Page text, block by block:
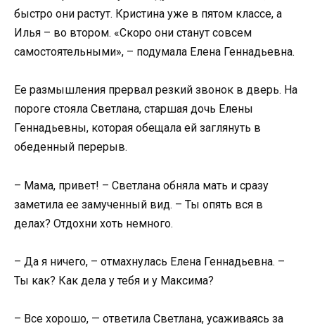
быстро они растут. Кристина уже в пятом классе, а
Илья – во втором. «Скоро они станут совсем
самостоятельными», – подумала Елена Геннадьевна.
Ее размышления прервал резкий звонок в дверь. На
пороге стояла Светлана, старшая дочь Елены
Геннадьевны, которая обещала ей заглянуть в
обеденный перерыв.
– Мама, привет! – Светлана обняла мать и сразу
заметила ее замученный вид. – Ты опять вся в
делах? Отдохни хоть немного.
– Да я ничего, – отмахнулась Елена Геннадьевна. –
Ты как? Как дела у тебя и у Максима?
– Все хорошо, — ответила Светлана, усаживаясь за